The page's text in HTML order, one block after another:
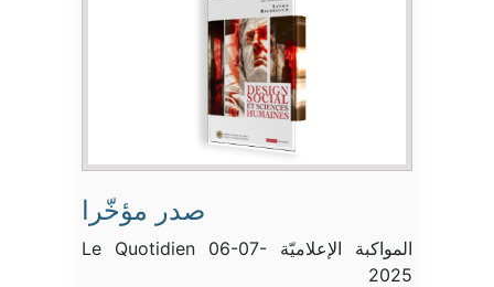
صدر مؤخّرا
المواكبة الإعلاميّة Le Quotidien 06-07-
2025